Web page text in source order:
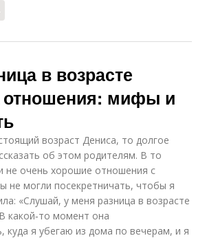
в возрасте
отношения: мифы и
возраст Дениса, то долгое
об этом родителям. В то
не очень хорошие отношения с
не могли посекретничать, чтобы я
«Слушай, у меня разница в возрасте
какой‑то момент она
куда я убегаю из дома по вечерам, и я